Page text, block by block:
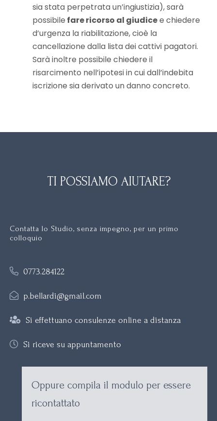
sia stata perpetrata un’ingiustizia), sarà
possibile fare ricorso al giudicee chiedere
d’urgenza la riabilitazione, cioè la
cancellazione dalla lista dei cattivi pagatori.
Sarà inoltre possibile chiedere il
risarcimento nell’ipotesi in cui dall’indebita
iscrizione sia derivato un danno concreto.
TI POSSIAMO AIUTARE?
Contatta lo Studio, senza impegno, per un primo
colloquio
0773.284122
p.bellardi@gmail.com
Si effettuano consulenze online a distanza
Si riceve su appuntamento
Oppure compila il modulo per essere
ricontattato